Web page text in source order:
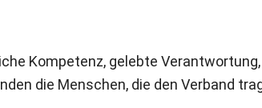
Kompetenz, gelebte
die Menschen, die den Verband